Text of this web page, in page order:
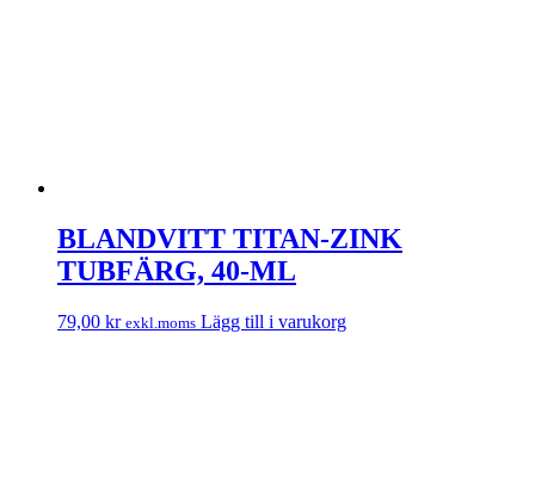
BLANDVITT TITAN-ZINK
TUBFÄRG, 40-ML
79,00 kr exkl.moms Lägg till i varukorg